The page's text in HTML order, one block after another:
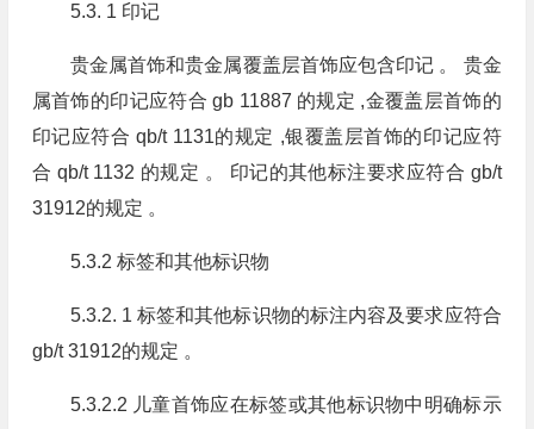
5.3. 1 印记
贵金属首饰和贵金属覆盖层首饰应包含印记 。 贵金
属首饰的印记应符合 gb 11887 的规定 ,金覆盖层首饰的
印记应符合 qb/t 1131的规定 ,银覆盖层首饰的印记应符
合 qb/t 1132 的规定 。 印记的其他标注要求应符合 gb/t
31912的规定 。
5.3.2 标签和其他标识物
5.3.2. 1 标签和其他标识物的标注内容及要求应符合
gb/t 31912的规定 。
5.3.2.2 儿童首饰应在标签或其他标识物中明确标示